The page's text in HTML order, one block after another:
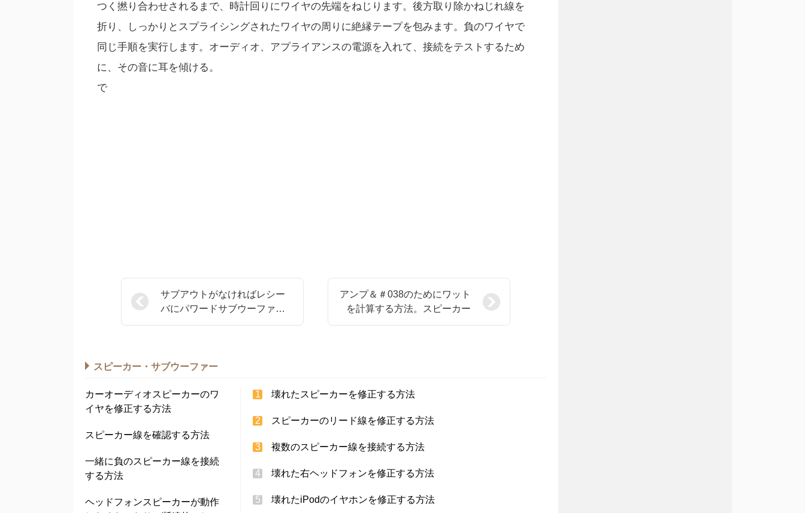
つく撚り合わせされるまで、時計回りにワイヤの先端をねじります。後方取り除かねじれ線を
折り、しっかりとスプライシングされたワイヤの周りに絶縁テープを包みます。負のワイヤで
同じ手順を実行します。オーディオ、アプライアンスの電源を入れて、接続をテストするため
に、その音に耳を傾ける。
で
サブアウトがなければレシー
バにパワードサブウーファー
をインストールする方法
アンプ＆＃038のためにワット
を計算する方法。スピーカー
スピーカー・サブウーファー
カーオーディオスピーカーのワ
イヤを修正する方法
スピーカー線を確認する方法
一緒に負のスピーカー線を接続
する方法
ヘッドフォンスピーカーが動作
壊れたスピーカーを修正する方法
スピーカーのリード線を修正する方法
複数のスピーカー線を接続する方法
壊れた右ヘッドフォンを修正する方法
壊れたiPodのイヤホンを修正する方法